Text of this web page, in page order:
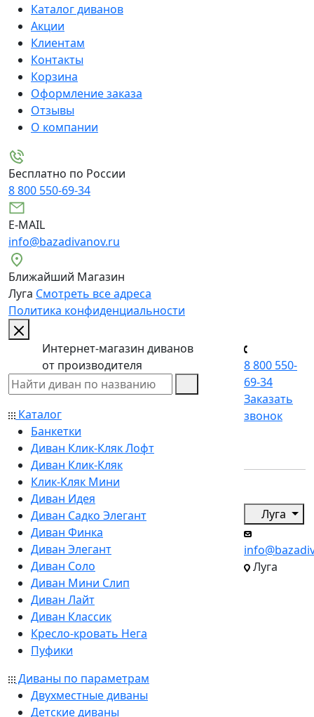
Каталог диванов
Акции
Клиентам
Контакты
Корзина
Оформление заказа
Отзывы
О компании
Бесплатно по России
8 800 550-69-34
E-MAIL
info@bazadivanov.ru
Ближайший Магазин
Луга Смотреть все адреса
Политика конфиденциальности
Интернет-магазин диванов
от производителя
Каталог
Банкетки
Диван Клик-Кляк Лофт
Диван Клик-Кляк
Клик-Кляк Мини
Диван Идея
Диван Садко Элегант
Диван Финка
Диван Элегант
Диван Соло
Диван Мини Слип
Диван Лайт
Диван Классик
Кресло-кровать Нега
Пуфики
Диваны по параметрам
Двухместные диваны
Детские диваны
8 800 550-
69-34
Заказать
звонок
Луга
Луга